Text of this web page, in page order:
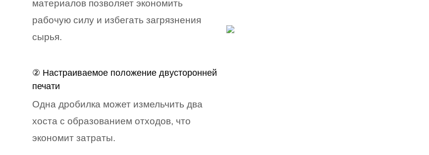
материалов позволяет экономить
рабочую силу и избегать загрязнения
сырья.
② Настраиваемое положение двусторонней
печати
Одна дробилка может измельчить два
хоста с образованием отходов, что
экономит затраты.